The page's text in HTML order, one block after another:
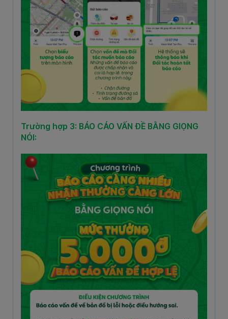
Trường hợp 3: BÁO CÁO VẤN ĐỀ BẰNG GIỌNG
NÓI: